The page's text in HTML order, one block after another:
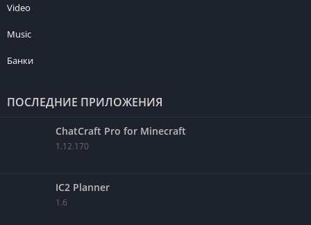
Video
Music
Банки
ПОСЛЕДНИЕ ПРИЛОЖЕНИЯ
ChatCraft Pro for Minecraft
1.12.170
IC2 Planner
1.6